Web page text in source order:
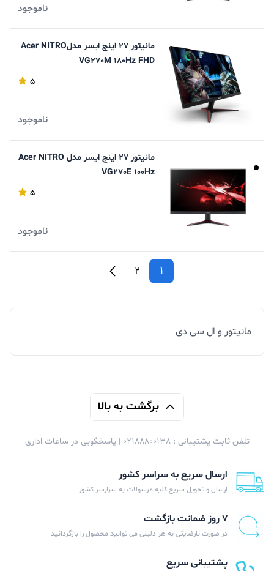
ناموجود
مانیتور 27 اینچ ایسر مدلAcer NITRO
VG270M 180Hz FHD
5
ناموجود
مانیتور 27 اینچ ایسر مدل Acer NITRO
VG270E 100Hz
5
ناموجود
1
2
مانیتور و ال سی دی
برگشت به بالا
تلفن ثابت پشتیبانی : 02188800138 | پاسخگویی در ساعات اداری
ارسال سریع به سراسر کشور
ارسال و تحویل سریع کلیه مرسولات به سرارسر کشور
۷ روز ضمانت بازگشت
در صورت نارضایتی به هر دلیلی می توانید محصول را بازگردانید
پشتیبانی سریع